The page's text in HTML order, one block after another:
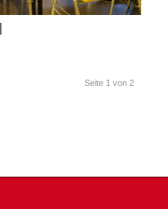
Seite 1 von 2